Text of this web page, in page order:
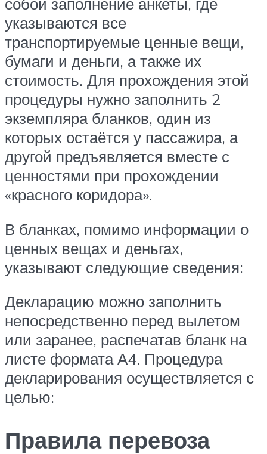
указываются все
транспортируемые ценные вещи,
бумаги и деньги, а также их
стоимость. Для прохождения этой
процедуры нужно заполнить 2
экземпляра бланков, один из
которых остаётся у пассажира, а
другой предъявляется вместе с
ценностями при прохождении
«красного коридора».
В бланках, помимо информации о
ценных вещах и деньгах,
указывают следующие сведения:
Декларацию можно заполнить
непосредственно перед вылетом
или заранее, распечатав бланк на
листе формата А4. Процедура
декларирования осуществляется с
целью:
Правила перевоза